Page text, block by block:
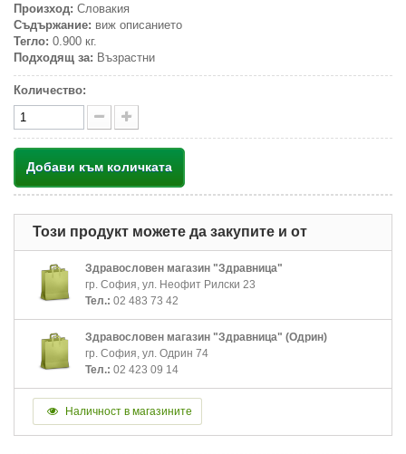
Произход: Словакия
Съдържание: виж описанието
Тегло: 0.900 кг.
Подходящ за: Възрастни
Количество:
Добави към количката
Този продукт можете да закупите и от
Здравословен магазин "Здравница"
гр. София, ул. Неофит Рилски 23
Тел.: 02 483 73 42
Здравословен магазин "Здравница" (Одрин)
гр. София, ул. Одрин 74
Тел.: 02 423 09 14
Наличност в магазините